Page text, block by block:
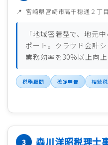
宮崎県宮崎市高千穂通２丁
「地域密着型で、地元
ポート。クラウド会計
業務効率を30%以上向
税務顧問 確定申告 相続税
森川洋昭税理士